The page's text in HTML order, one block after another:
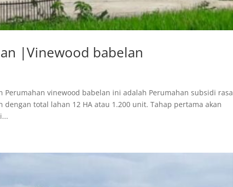
|Vinewood babelan
Perumahan vinewood babelan ini adalah Perumahan subsidi rasa
total lahan 12 HA atau 1.200 unit. Tahap pertama akan